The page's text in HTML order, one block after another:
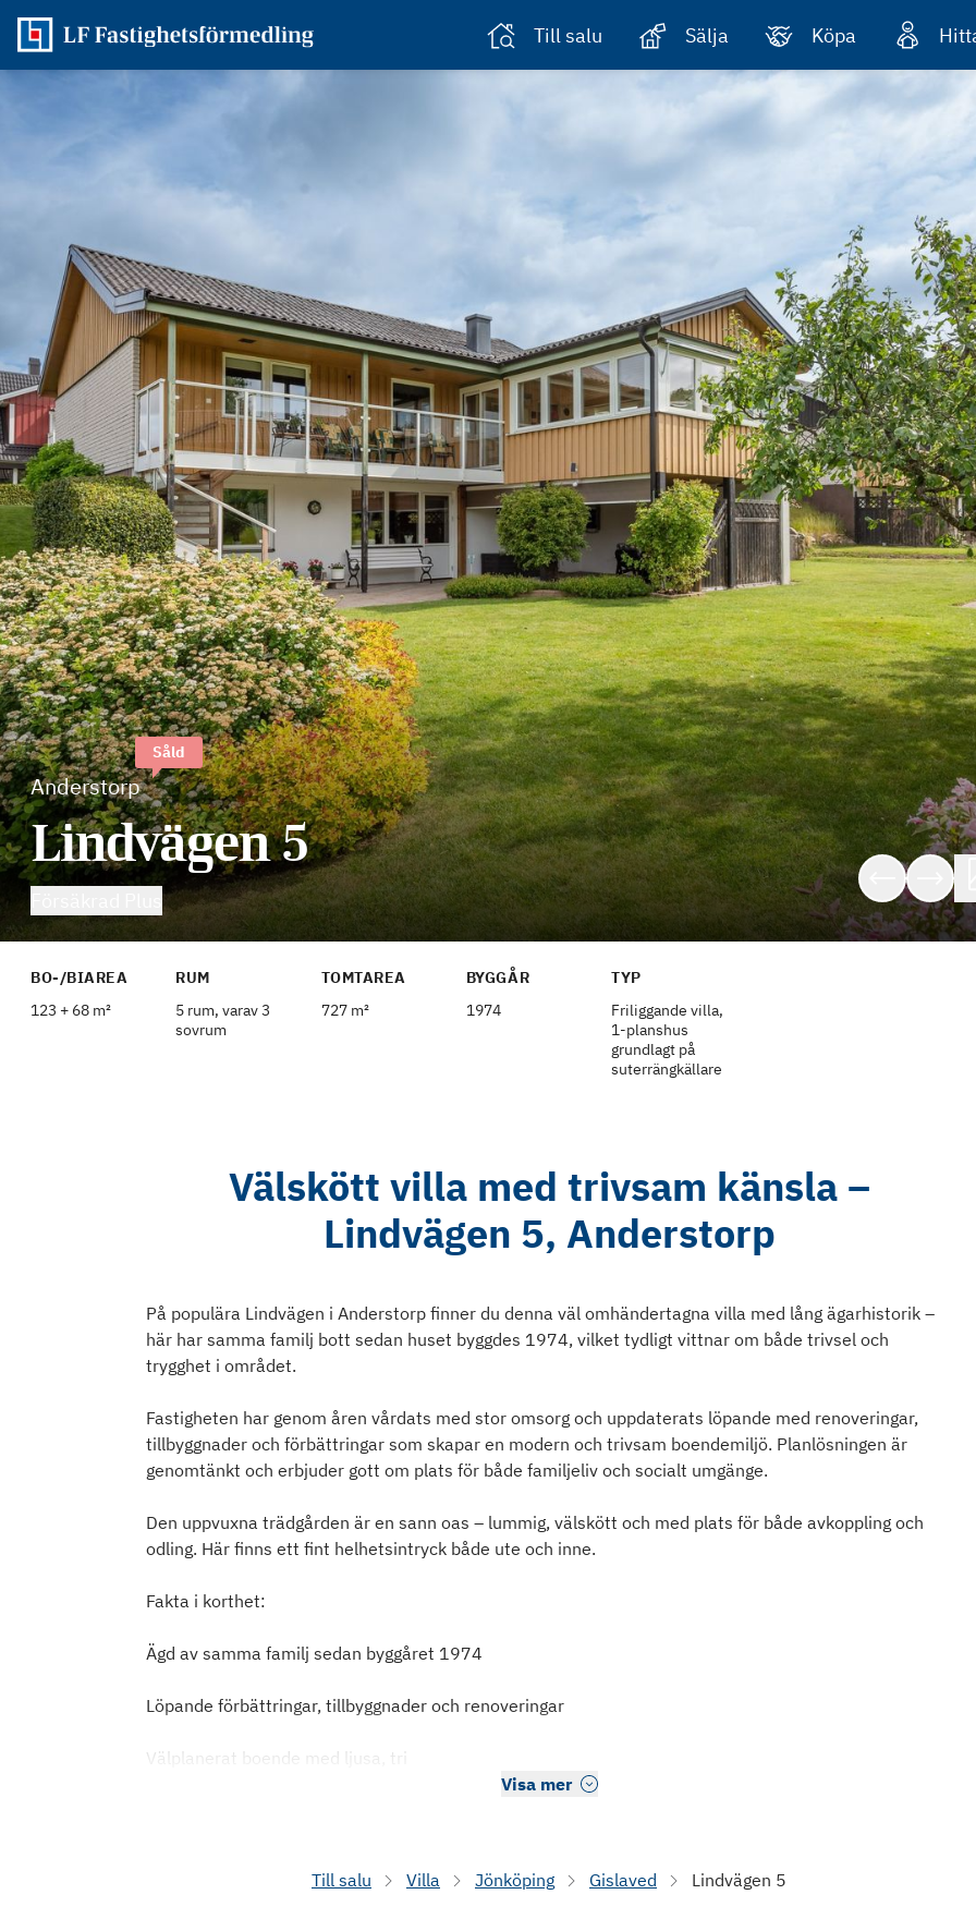
Till salu Sälja Köpa
Anderstorp
Såld
Lindvägen 5
BO-/BIAREA
123 + 68 m²
RUM
5 rum, varav 3
sovrum
TOMTAREA
727 m²
BYGGÅR
1974
TYP
Friliggande villa,
1-planshus
grundlagt på
suterrängkällare
Välskött villa med trivsam känsla –
Lindvägen 5, Anderstorp
På populära Lindvägen i Anderstorp finner du denna väl omhändertagna villa med lång ägarhistorik –
här har samma familj bott sedan huset byggdes 1974, vilket tydligt vittnar om både trivsel och
trygghet i området.
Fastigheten har genom åren vårdats med stor omsorg och uppdaterats löpande med renoveringar,
tillbyggnader och förbättringar som skapar en modern och trivsam boendemiljö. Planlösningen är
genomtänkt och erbjuder gott om plats för både familjeliv och socialt umgänge.
Den uppvuxna trädgården är en sann oas – lummig, välskött och med plats för både avkoppling och
odling. Här finns ett fint helhetsintryck både ute och inne.
Fakta i korthet:
Ägd av samma familj sedan byggåret 1974
Löpande förbättringar, tillbyggnader och renoveringar
Välplanerat boende med ljusa, tri
Visa mer
Till salu Villa Jönköping Gislaved Lindvägen 5